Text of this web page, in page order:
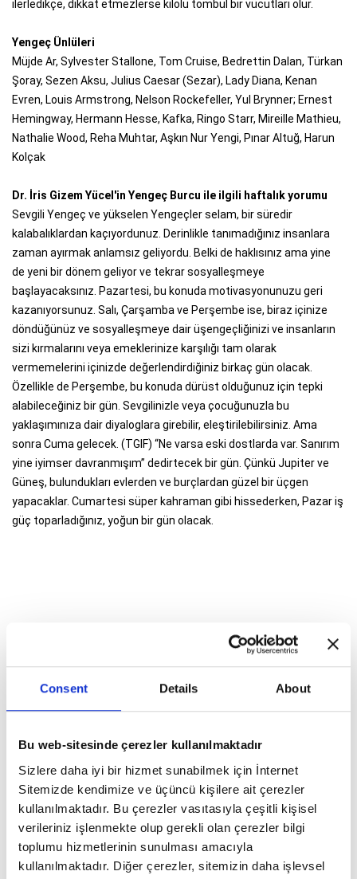
Consent Details About
Bu web-sitesinde çerezler kullanılmaktadır
Sizlere daha iyi bir hizmet sunabilmek için İnternet
Sitemizde kendimize ve üçüncü kişilere ait çerezler
kullanılmaktadır. Bu çerezler vasıtasıyla çeşitli kişisel
verileriniz işlenmekte olup gerekli olan çerezler bilgi
toplumu hizmetlerinin sunulması amacıyla
kullanılmaktadır. Diğer çerezler, sitemizin daha işlevsel
ilerledikçe, dikkat etmezlerse kilolu tombul bir vücutları olur.
Yengeç Ünlüleri
Müjde Ar, Sylvester Stallone, Tom Cruise, Bedrettin Dalan, Türkan
Şoray, Sezen Aksu, Julius Caesar (Sezar), Lady Diana, Kenan
Evren, Louis Armstrong, Nelson Rockefeller, Yul Brynner; Ernest
Hemingway, Hermann Hesse, Kafka, Ringo Starr, Mireille Mathieu,
Nathalie Wood, Reha Muhtar, Aşkın Nur Yengi, Pınar Altuğ, Harun
Kolçak
Dr. İris Gizem Yücel'in Yengeç Burcu ile ilgili haftalık yorumu
Sevgili Yengeç ve yükselen Yengeçler selam, bir süredir
kalabalıklardan kaçıyordunuz. Derinlikle tanımadığınız insanlara
zaman ayırmak anlamsız geliyordu. Belki de haklısınız ama yine
de yeni bir dönem geliyor ve tekrar sosyalleşmeye
başlayacaksınız. Pazartesi, bu konuda motivasyonunuzu geri
kazanıyorsunuz. Salı, Çarşamba ve Perşembe ise, biraz içinize
döndüğünüz ve sosyalleşmeye dair üşengeçliğinizi ve insanların
sizi kırmalarını veya emeklerinize karşılığı tam olarak
vermemelerini içinizde değerlendirdiğiniz birkaç gün olacak.
Özellikle de Perşembe, bu konuda dürüst olduğunuz için tepki
alabileceğiniz bir gün. Sevgilinizle veya çocuğunuzla bu
yaklaşımınıza dair diyaloglara girebilir, eleştirilebilirsiniz. Ama
sonra Cuma gelecek. (TGIF) “Ne varsa eski dostlarda var. Sanırım
yine iyimser davranmışım” dedirtecek bir gün. Çünkü Jupiter ve
Güneş, bulundukları evlerden ve burçlardan güzel bir üçgen
yapacaklar. Cumartesi süper kahraman gibi hissederken, Pazar iş
güç toparladığınız, yoğun bir gün olacak.
9 Ağustos Dolunayı'nın Burçlara
Etkileri
Hayatınıza Hep Aynı Tarzda İnsanlar
Geliyorsa Dikkat!